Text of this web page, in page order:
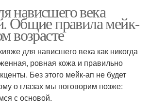
нависшего века
Общие правила мейк-
возрасте
для нависшего века как никогда
ровная кожа и правильно
Без этого мейк-ап не будет
о глазах мы поговорим позже:
с основой.